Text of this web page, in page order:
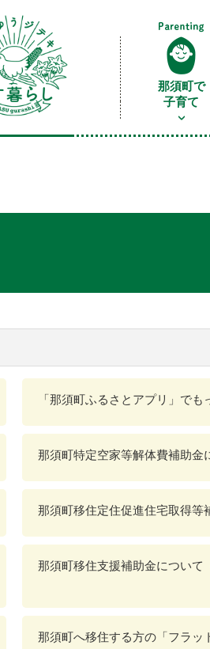
那須町で
子育て
「那須町ふるさとアプリ」でも
那須町特定空家等解体費補助金
那須町移住定住促進住宅取得等
那須町移住支援補助金について
那須町へ移住する方の「フラッ